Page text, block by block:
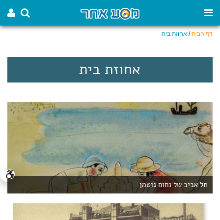
דף הבית/ אחוזת בית
אחוזת בית
תל אביב של נחום גוטמן